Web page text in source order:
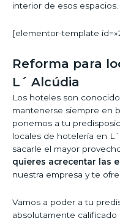
interior de esos espacios.
[elementor-template
Reforma para
L´ Alcúdia
Los hoteles son
mantenerse siempre en
ponemos a tu
locales de hotelería en
sacarle el mayor
quieres acrecentar las
nuestra empresa y te
Vamos a poder a tu
absolutamente calificado